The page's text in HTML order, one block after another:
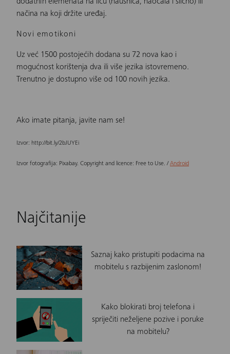
dodatnih elemenata na licu (naušnica, naočala i slično) ili
načina na koji držite uređaj.
Novi emotikoni
Uz već 1500 postojećih dodana su 72 nova kao i
mogućnost korištenja dva ili više jezika istovremeno.
Trenutno je dostupno više od 100 novih jezika.
Ako imate pitanja, javite nam se!
Izvor: http://bit.ly/2bJUYEi
Izvor fotografija: Pixabay. Copyright and licence: Free to Use. / Android
Najčitanije
Saznaj kako pristupiti podacima na
mobitelu s razbijenim zaslonom!
Kako blokirati broj telefona i
spriječiti neželjene pozive i poruke
na mobitelu?